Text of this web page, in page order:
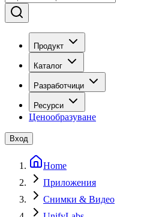
Продукт
Каталог
Разработчици
Ресурси
Ценообразуване
Вход
Home
Приложения
Снимки & Видео